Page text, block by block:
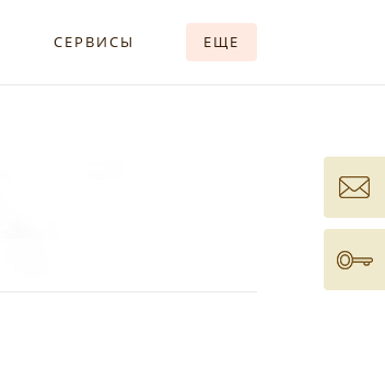
СЕРВИСЫ ЕЩЕ